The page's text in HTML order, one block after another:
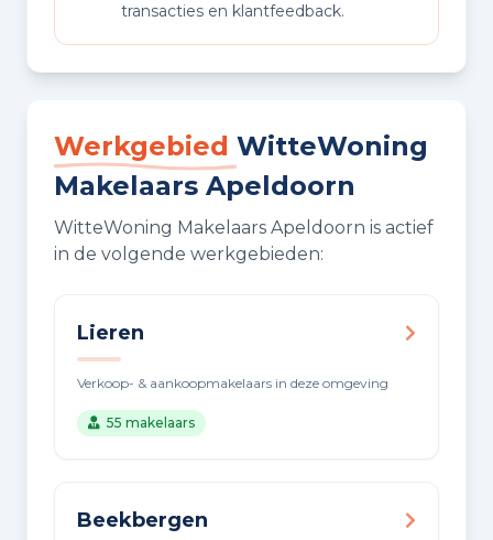
transacties en klantfeedback.
Werkgebied WitteWoning
Makelaars Apeldoorn
WitteWoning Makelaars Apeldoorn is actief
in de volgende werkgebieden:
Lieren
Verkoop- & aankoopmakelaars in deze omgeving
55 makelaars
Beekbergen